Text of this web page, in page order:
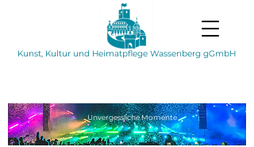
Kunst, Kultur und Heimatpflege Wassenberg gGmbH
UnvergesslicheMomente